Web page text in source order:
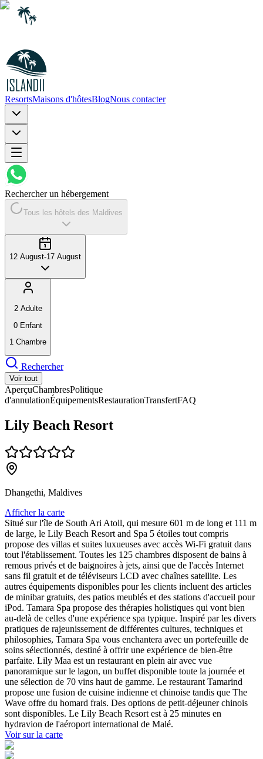
ResortsMaisons d'hôtesBlogNous contacter
Rechercher un hébergement
Tous les hôtels des Maldives
12 August-17 August
2 Adulte
0 Enfant
1 Chambre
Rechercher
Voir tout
AperçuChambresPolitique
d'annulationÉquipementsRestaurationTransfertFAQ
Lily Beach Resort
Dhangethi, Maldives
Afficher la carte
Situé sur l'île de South Ari Atoll, qui mesure 601 m de long et 111 m
de large, le Lily Beach Resort and Spa 5 étoiles tout compris
propose des villas et suites luxueuses avec accès Wi-Fi gratuit dans
tout l'établissement. Toutes les 125 chambres disposent de bains à
remous privés et de baignoires à jets, ainsi que de l'accès Internet
sans fil gratuit et de téléviseurs LCD avec chaînes satellite. Les
autres équipements disponibles pour les clients incluent des articles
de minibar gratuits, des patios meublés et des stations d'accueil pour
iPod. Tamara Spa propose des thérapies holistiques qui vont bien
au-delà de celles d'une expérience spa typique. Inspiré par les divers
pratiques de rajeunissement de différentes cultures, techniques et
philosophies, Tamara Spa vous enchantera avec un portefeuille de
soins sélectionnés, destiné à offrir une expérience de bien-être
parfaite. Lily Maa est un restaurant en plein air avec vue
panoramique sur le lagon, un buffet disponible toute la journée et
une sélection de 70 vins haut de gamme. Le restaurant Tamarind
propose une fusion de cuisine indienne et chinoise tandis que The
Wave offre du homard frais. Des options de petit-déjeuner chinois
sont disponibles. Le Lily Beach Resort est à 25 minutes en
hydravion de l'aéroport international de Malé.
Voir sur la carte